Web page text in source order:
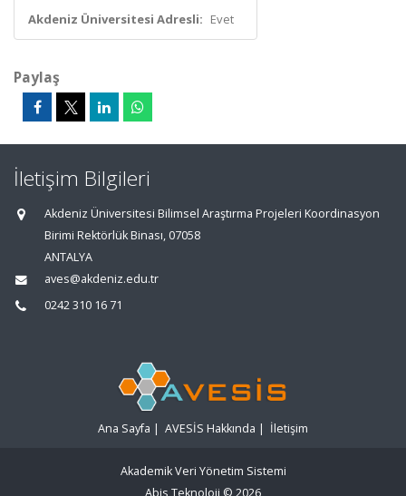
Akdeniz Üniversitesi Adresli: Evet
Paylaş
İletişim Bilgileri
Akdeniz Üniversitesi Bilimsel Araştırma Projeleri Koordinasyon
Birimi Rektörlük Binası, 07058
ANTALYA
aves@akdeniz.edu.tr
0242 310 16 71
Ana Sayfa | AVESİS Hakkında | İletişim
Akademik Veri Yönetim Sistemi
Abis Teknoloji © 2026